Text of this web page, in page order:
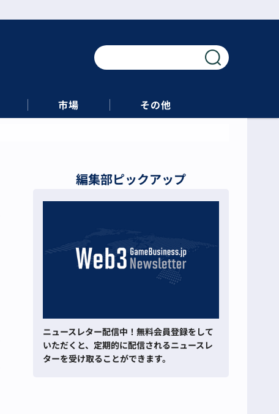
市場 その他
編集部ピックアップ
ニュースレター配信中！無料会員登録をして
いただくと、定期的に配信されるニュースレ
ターを受け取ることができます。